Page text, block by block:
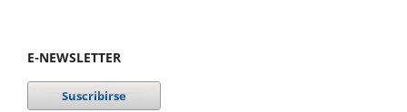
E-NEWSLETTER